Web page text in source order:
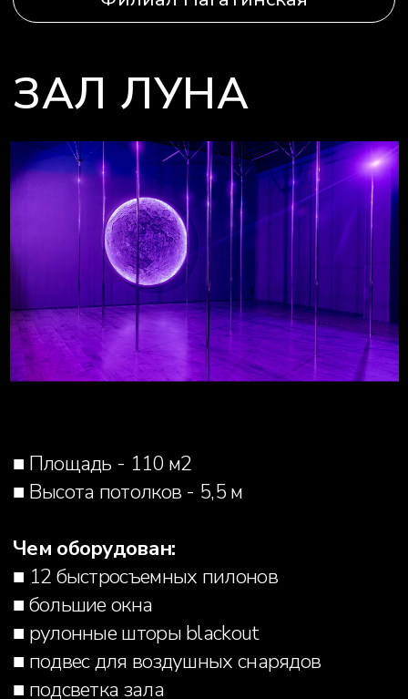
ЗАБРОНИРОВАТЬ
ЗАЛ ДИОДЫ
Чем оборудован:
■ большие окна
■ рулонные шторы blackout
■ фото-зона с led-панелями
■ подсветка зала
Стоимость аренды:
человек +250 руб./чел.)
ЗАБРОНИРОВАТЬ